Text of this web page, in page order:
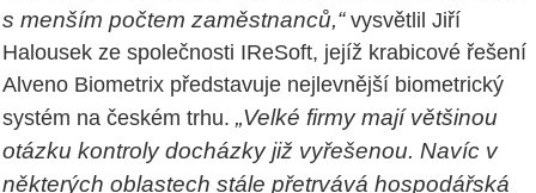
s menším počtem zaměstnanců,“ vysvětlil Jiří
Halousek ze společnosti IReSoft, jejíž krabicové řešení
Alveno Biometrix představuje nejlevnější biometrický
systém na českém trhu. „Velké firmy mají většinou
otázku kontroly docházky již vyřešenou. Navíc v
některých oblastech stále přetrvává hospodářská